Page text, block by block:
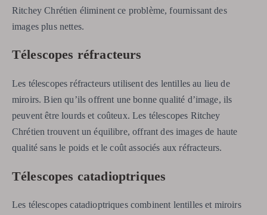
Ritchey Chrétien éliminent ce problème, fournissant des
images plus nettes.
Télescopes réfracteurs
Les télescopes réfracteurs utilisent des lentilles au lieu de
miroirs. Bien qu’ils offrent une bonne qualité d’image, ils
peuvent être lourds et coûteux. Les télescopes Ritchey
Chrétien trouvent un équilibre, offrant des images de haute
qualité sans le poids et le coût associés aux réfracteurs.
Télescopes catadioptriques
Les télescopes catadioptriques combinent lentilles et miroirs